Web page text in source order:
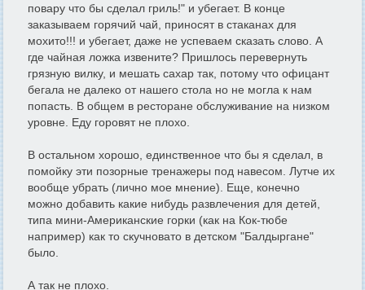
повару что бы сделал гриль!" и убегает. В конце
заказываем горячий чай, приносят в стаканах для
мохито!!! и убегает, даже не успеваем сказать слово. А
где чайная ложка извените? Пришлось перевернуть
грязную вилку, и мешать сахар так, потому что офицант
бегала не далеко от нашего стола но не могла к нам
попасть. В общем в ресторане обслуживание на низком
уровне. Еду горовят не плохо.
В остальном хорошо, единственное что бы я сделал, в
помойку эти позорные тренажеры под навесом. Лутче их
вообще убрать (лично мое мнение). Еще, конечно
можно добавить какие нибудь развлечения для детей,
типа мини-Американские горки (как на Кок-тюбе
например) как то скучновато в детском "Балдыргане"
было.
А так не плохо.